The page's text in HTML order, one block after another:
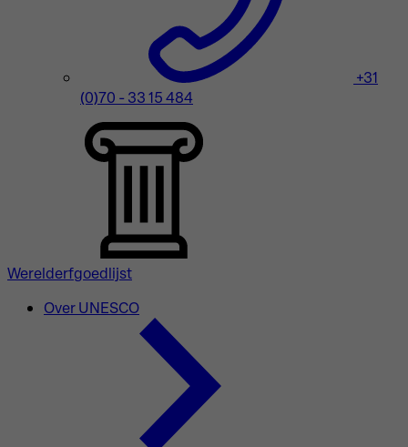
+31
(0)70 - 33 15 484
Werelderfgoedlijst
Over UNESCO